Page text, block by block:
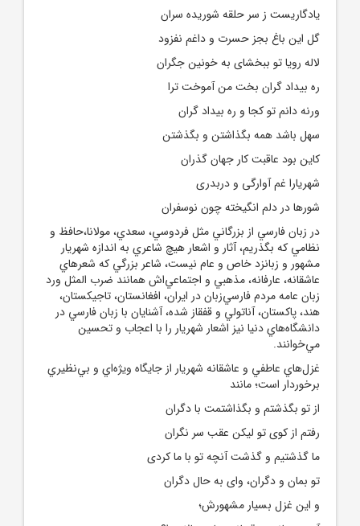
یادگاریست ز سر حلقه شوریده سران
گل این باغ بجز حسرت و داغم نفزود
لاله رویا تو ببخشای به خونین جگران
ره بیداد گران بخت من آموخت ترا
ورنه دانم تو کجا و ره بیداد گران
سهل باشد همه بگذاشتن و بگذشتن
کاین بود عاقبت کار جهان گذران
شهریارا غم آوارگی و دربدری
شورها در دلم انگیخته چون نوسفران
در زبان فارسي از بزرگاني مثل فردوسي، سعدي، مولانا،حافظ و
نظامي که بگذريم، آثار و اشعار هيچ شاعري به اندازه شهريار
مشهور و زبانزد خاص و عام نيست، شاعر بزرگي که شعرهاي
عاشقانه، عارفانه، مذهبي و اجتماعي‌اش همانند ضرب المثل ورد
زبان عامه مردم فارسي‌زبان در ايران، افغانستان‌، تاجيکستان،
هند، پاکستان، آناتولي و قفقاز شده، آشنايان با زبان فارسي در
دانشگاه‌هاي دنيا نيز اشعار شهريار را با اعجاب و تحسين
مي‌خوانند.
غزل‌هاي عاطفي و عاشقانه شهريار از جايگاه ويژه‌اي و بي‌نظيري
برخوردار است؛ مانند
از تو بگذشتم‌ و بگذاشتمت با دگران
رفتم از کوی تو لیکن عقب سر نگران
ما گذشتیم و گذشت آنچه تو با ما کردی
تو بمان و دگران، وای به حال دگران
و اين غزل بسيار مشهورش؛